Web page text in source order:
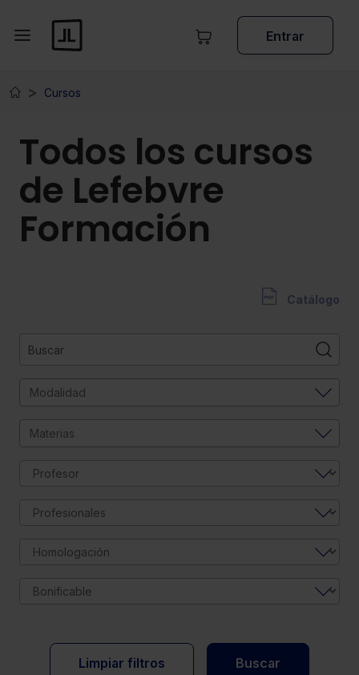
Entrar
Cursos
Todos los cursos
de Lefebvre
Formación
Catálogo
Modalidad
Materias
Limpiar filtros Buscar